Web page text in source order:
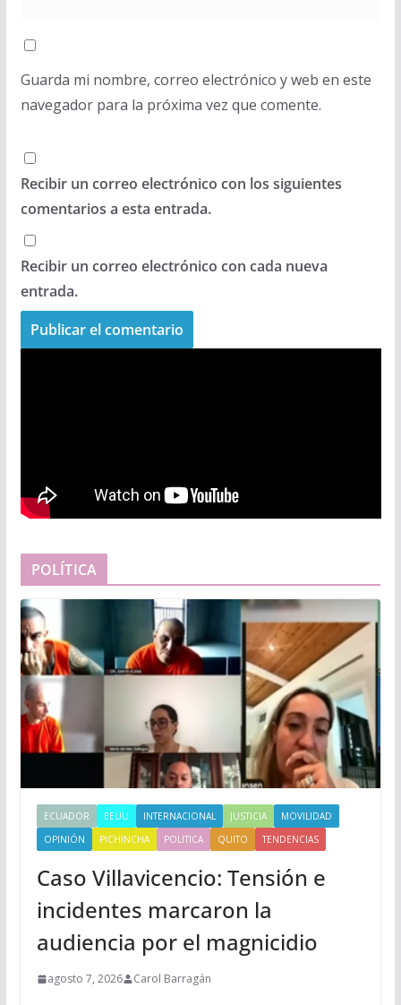
Guarda mi nombre, correo electrónico y web en este
navegador para la próxima vez que comente.
Recibir un correo electrónico con los siguientes
comentarios a esta entrada.
Recibir un correo electrónico con cada nueva
entrada.
POLÍTICA
ECUADOR EEUU INTERNACIONAL JUSTICIA
MOVILIDAD
OPINIÓN
PICHINCHA POLITICA QUITO TENDENCIAS
Caso Villavicencio: Tensión e
incidentes marcaron la
audiencia por el magnicidio
agosto 7, 2026 Carol Barragán